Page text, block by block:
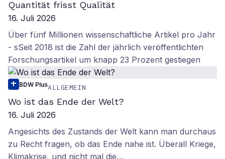
Quantität frisst Qualität
16. Juli 2026
Über fünf Millionen wissenschaftliche Artikel pro Jahr
- sSeit 2018 ist die Zahl der jährlich veröffentlichten
Forschungsartikel um knapp 23 Prozent gestiegen
BDW PlusALLGEMEIN
Wo ist das Ende der Welt?
16. Juli 2026
Angesichts des Zustands der Welt kann man durchaus
zu Recht fragen, ob das Ende nahe ist. Überall Kriege,
Klimakrise, und nicht mal die…